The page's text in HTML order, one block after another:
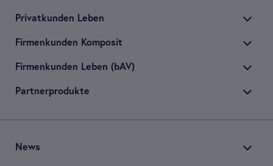
Pri­vat­kun­den Leben
Fir­men­kun­den Kom­po­sit
Fir­men­kun­den Leben (bAV)
Part­ner­pro­dukte
News